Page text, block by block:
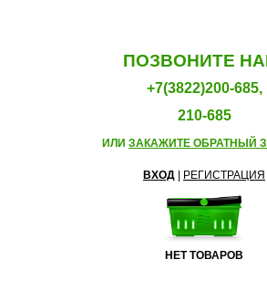
ПОЗВОНИТЕ
+7(3822)200-685,
210-685
ИЛИ ЗАКАЖИТЕ ОБРАТНЫЙ
ВХОД РЕГИСТРАЦИЯ
НЕТ ТОВАРОВ